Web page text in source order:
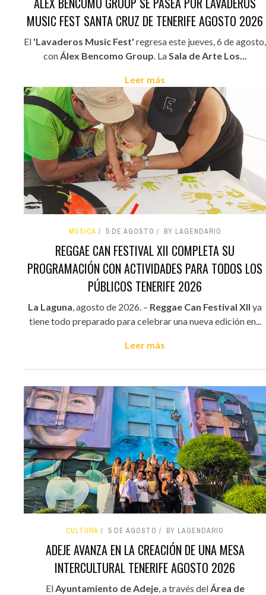
MUSIC FEST SANTA CRUZ DE TENERIFE AGOSTO 2026
El 'Lavaderos Music Fest' regresa este jueves, 6 de agosto,
conÁlex Bencomo Group. LaSala de Arte Los...
Leer más
MÚSICA 5 DE AGOSTO BY LAGENDARIO
REGGAE CAN FESTIVAL XII COMPLETA SU
PROGRAMACIÓN CON ACTIVIDADES PARA TODOS LOS
PÚBLICOS TENERIFE 2026
La Laguna, agosto de 2026. – Reggae Can Festival XII ya
tiene todo preparado para celebrar una nueva edición en...
Leer más
CULTURA 5 DE AGOSTO BY LAGENDARIO
ADEJE AVANZA EN LA CREACIÓN DE UNA MESA
INTERCULTURAL TENERIFE AGOSTO 2026
ElAyuntamiento de Adeje, a través delÁrea de